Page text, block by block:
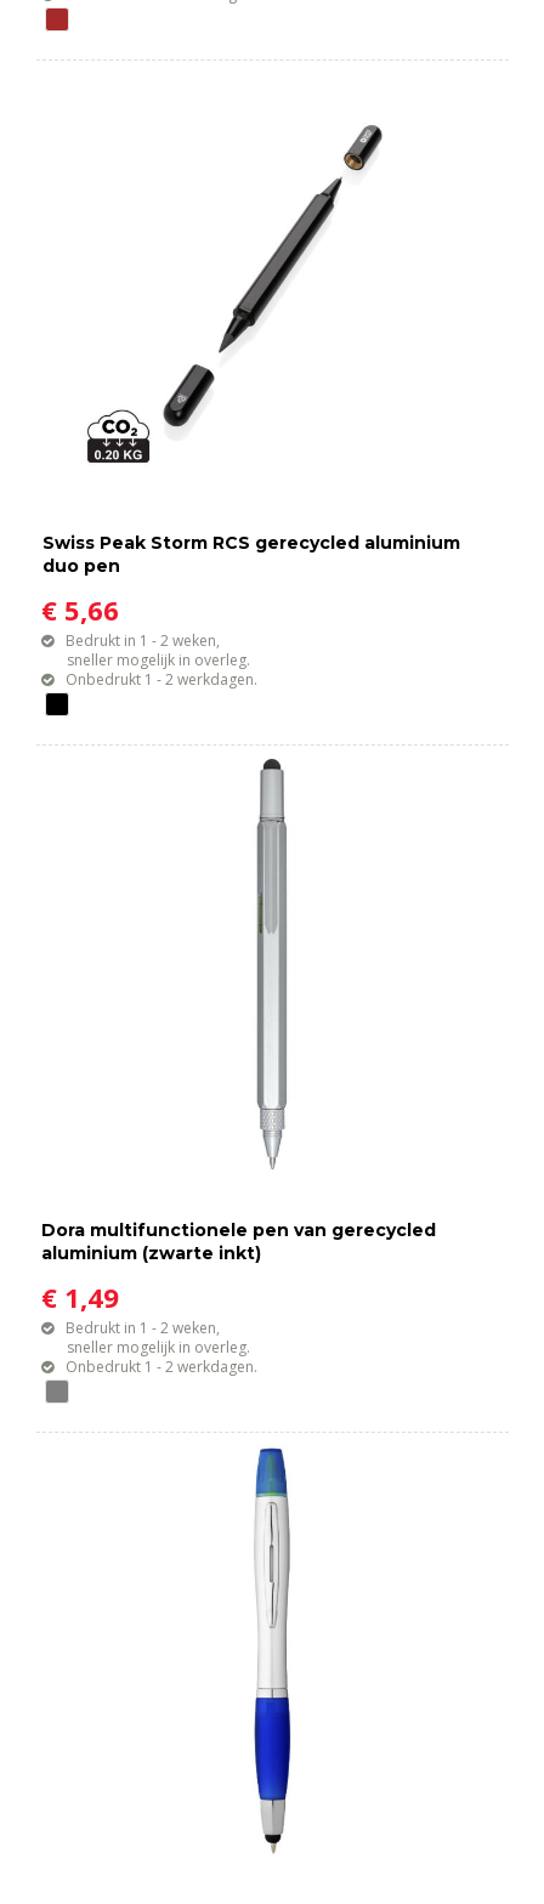
Swiss Peak Storm RCS gerecycled aluminium
duo pen
€ 5,66
Bedrukt in 1 - 2 weken,
sneller mogelijk in overleg.
Onbedrukt 1 - 2 werkdagen.
Dora multifunctionele pen van gerecycled
aluminium (zwarte inkt)
€ 1,49
Bedrukt in 1 - 2 weken,
sneller mogelijk in overleg.
Onbedrukt 1 - 2 werkdagen.